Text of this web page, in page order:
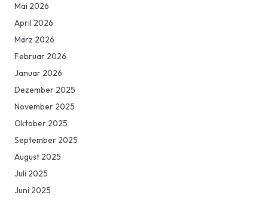
Mai 2026
April 2026
März 2026
Februar 2026
Januar 2026
Dezember 2025
November 2025
Oktober 2025
September 2025
August 2025
Juli 2025
Juni 2025